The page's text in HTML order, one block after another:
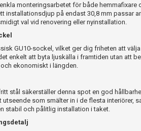
monteringsarbetet för både hemmafixare
installationsdjup på endast 30,8 mm passar
val vid renovering eller nyinstallation.
GU10-sockel, vilket ger dig friheten att
enkelt att byta ljuskälla i framtiden utan att
ekonomiskt i längden.
stål säkerställer denna spot en god
som smälter in i de flesta interiörer,
stabil och pålitlig installation i taket.